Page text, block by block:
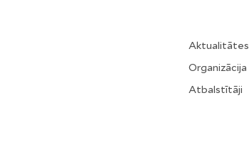
Aktualitātes
Organizācija
Atbalstītāji